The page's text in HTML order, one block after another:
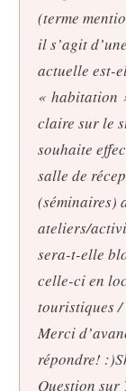
(terme
il s’agit
actuelle est-
« habitation
claire sur le
souhaite
salle de
(séminaires)
ateliers/
sera-t-elle
celle-ci en
touristiques
Merci
répondre!
Question sur